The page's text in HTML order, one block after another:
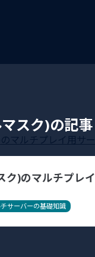
スク)の記事
ク)のマルチプレイ
サーバーの基礎知識